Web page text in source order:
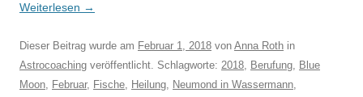
Weiterlesen →
Dieser Beitrag wurde am Februar 1, 2018 von Anna Roth in
Astrocoaching veröffentlicht. Schlagworte: 2018, Berufung, Blue
Moon, Februar, Fische, Heilung, Neumond in Wassermann,